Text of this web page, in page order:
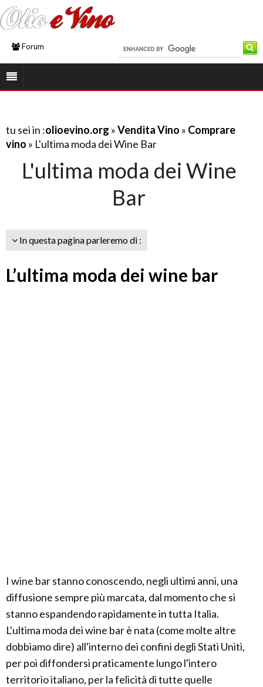
Forum
tu sei in :olioevino.org »Vendita Vino » Comprare
vino » L'ultima moda dei Wine Bar
L'ultima moda dei Wine
Bar
In questa pagina parleremo di :
L’ultima moda dei wine bar
I wine bar stanno conoscendo, negli ultimi anni, una
diffusione sempre più marcata, dal momento che si
stanno espandendo rapidamente in tutta Italia.
L'ultima moda dei wine bar è nata (come molte altre
dobbiamo dire) all'interno dei confini degli Stati Uniti,
per poi diffondersi praticamente lungo l'intero
territorio italiano, per la felicità di tutte quelle